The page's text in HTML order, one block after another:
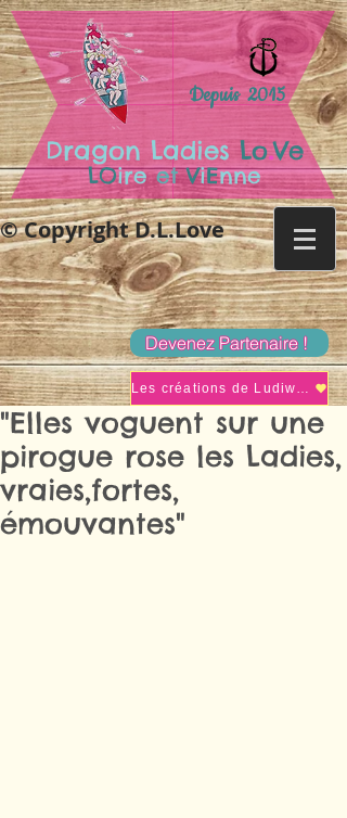
Dragon Ladies Lo.Ve
LOire et ViEnne
Depuis 2015
© Copyright D.L.Love
Devenez Partenaire !
Les créations de Ludiwine
"Elles voguent sur une
pirogue rose les Ladies,
vraies,fortes,
émouvantes"